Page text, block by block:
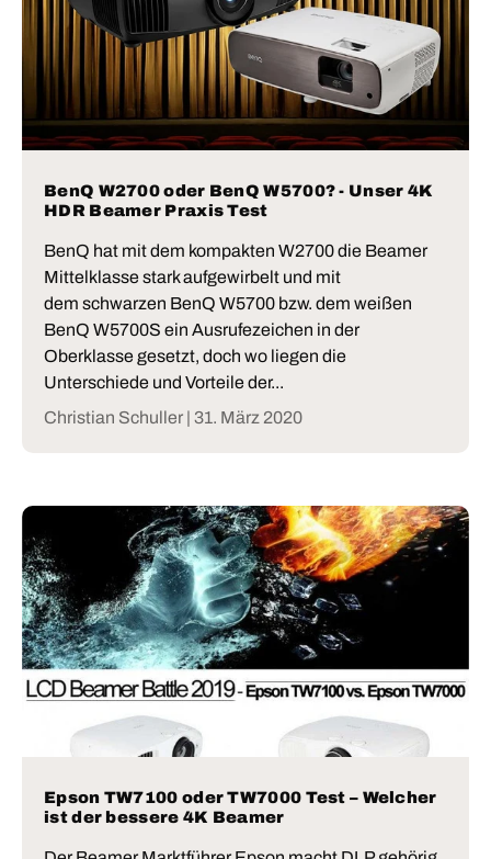
BenQ W2700 oder BenQ W5700? - Unser 4K
HDR Beamer Praxis Test
BenQ hat mit dem kompakten W2700 die Beamer
Mittelklasse stark aufgewirbelt und mit
dem schwarzen BenQ W5700 bzw. dem weißen
BenQ W5700S ein Ausrufezeichen in der
Oberklasse gesetzt, doch wo liegen die
Unterschiede und Vorteile der...
Christian Schuller | 31. März 2020
Epson TW7100 oder TW7000 Test – Welcher
ist der bessere 4K Beamer